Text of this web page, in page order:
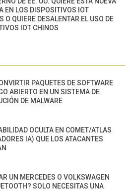
EN LOS DISPOSITIVOS IOT
O QUIERE DESALENTAR EL USO DE
IOT CHINOS
PAQUETES DE SOFTWARE
ABIERTO EN UN SISTEMA DE
DE MALWARE
OCULTA EN COMET/ATLAS
IA) QUE LOS ATACANTES
UN MERCEDES O VOLKSWAGEN
SOLO NECESITAS UNA